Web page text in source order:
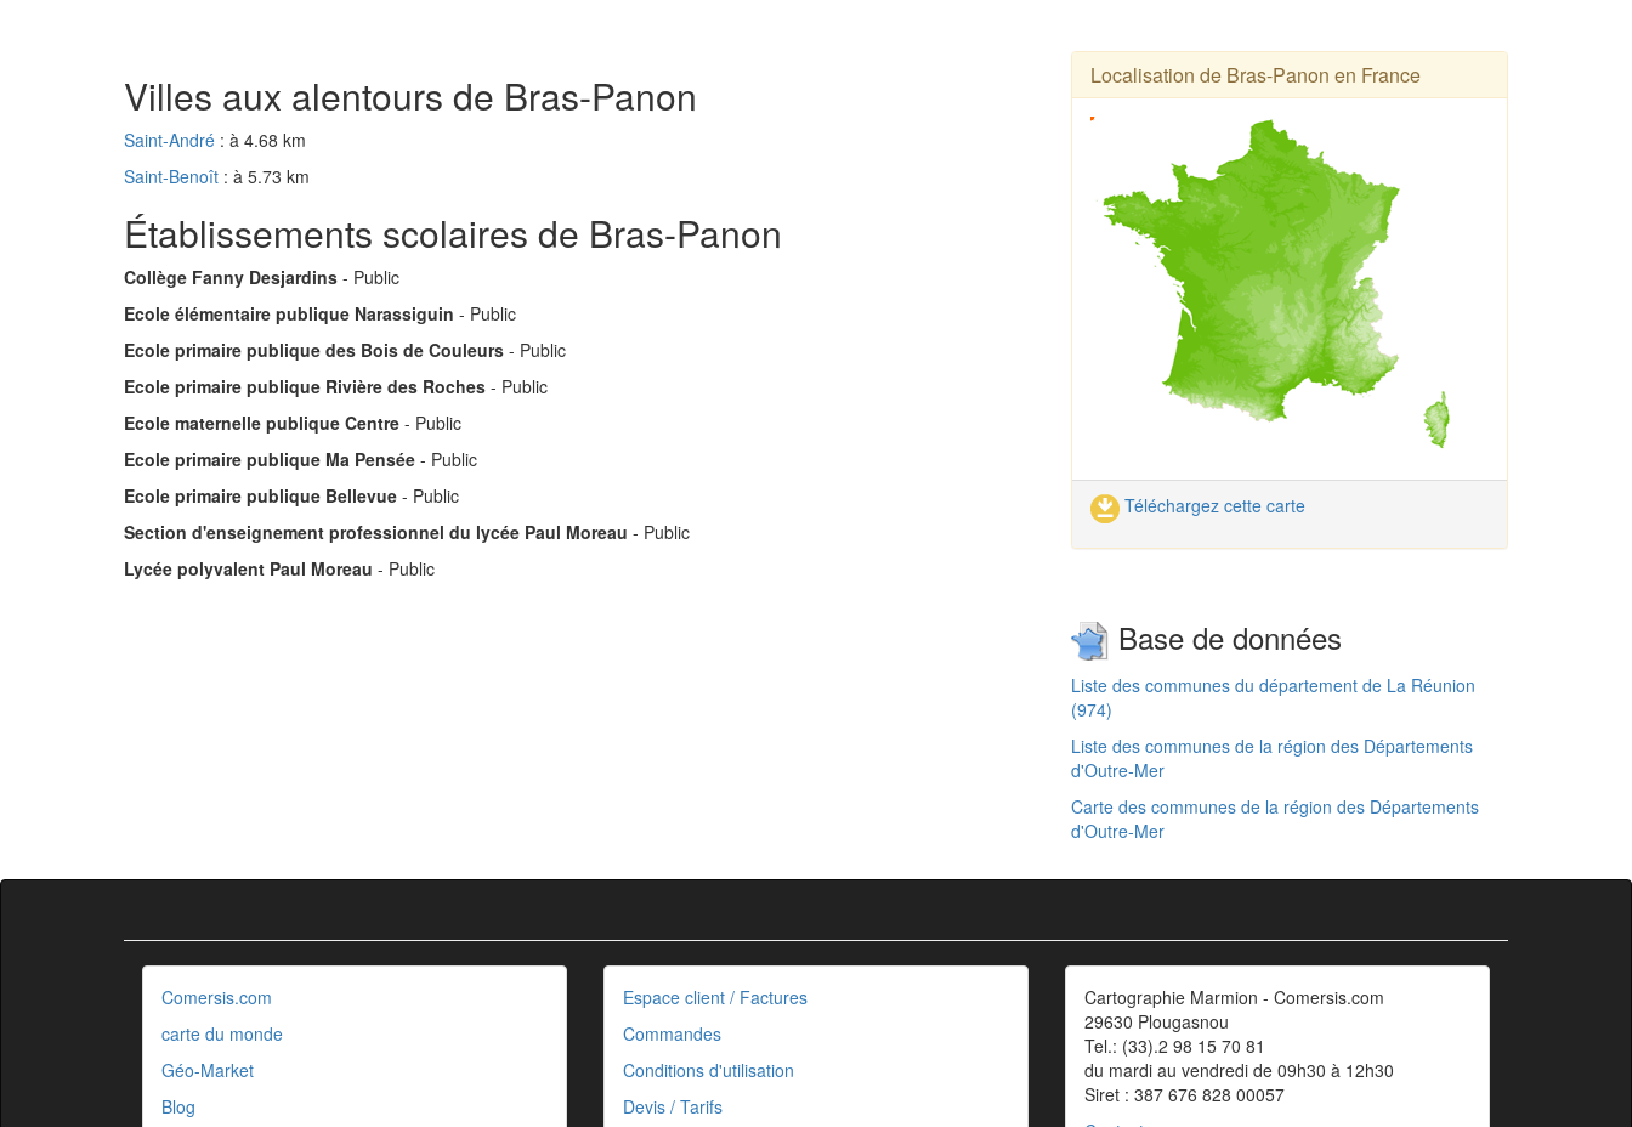
Villes aux alentours de Bras-Panon
Saint-André : à 4.68 km
Saint-Benoît : à 5.73 km
Établissements scolaires de Bras-Panon
Collège Fanny Desjardins - Public
Ecole élémentaire publique Narassiguin - Public
Ecole primaire publique des Bois de Couleurs - Public
Ecole primaire publique Rivière des Roches - Public
Ecole maternelle publique Centre - Public
Ecole primaire publique Ma Pensée - Public
Ecole primaire publique Bellevue - Public
Section d'enseignement professionnel du lycée Paul Moreau - Public
Lycée polyvalent Paul Moreau - Public
Localisation de Bras-Panon en France
Téléchargez cette carte
Base de données
Liste des communes du département de La Réunion
(974)
Liste des communes de la région des Départements
d'Outre-Mer
Carte des communes de la région des Départements
d'Outre-Mer
Comersis.com
carte du monde
Géo-Market
Blog
Espace client / Factures
Commandes
Conditions d'utilisation
Devis / Tarifs
Cartographie Marmion - Comersis.com
29630 Plougasnou
Tel.: (33).2 98 15 70 81
du mardi au vendredi de 09h30 à 12h30
Siret : 387 676 828 00057